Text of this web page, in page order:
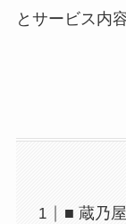
とサービス内
■ 蔵乃